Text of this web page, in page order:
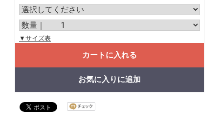
▼サイズ表
カートに入れる
お気に入りに追加